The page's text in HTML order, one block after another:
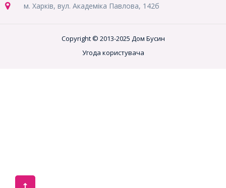
м. Харків, вул. Академіка Павлова, 142б
Copyright © 2013-2025 Дом Бусин
Угода користувача